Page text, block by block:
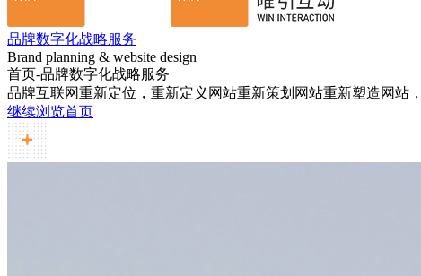
品牌数字化战略服务
Brand planning & website design
首页-品牌数字化战略服务
品牌互联网重新定位，重新定义网站重新策划网站重新塑造网站
继续浏览首页